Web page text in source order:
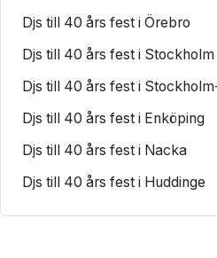
Djs till 40 års fest i Örebro
Djs till 40 års fest i Stockholm
Djs till 40 års fest i
Djs till 40 års fest i Enköping
Djs till 40 års fest i Nacka
Djs till 40 års fest i Huddinge